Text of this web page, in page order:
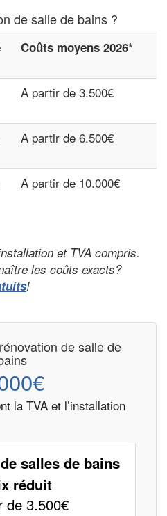
de salle de bains ?
Coûts moyens 2026*
A partir de 3.500€
A partir de 6.500€
A partir de 10.000€
et TVA compris.
les coûts exacts?
!
de salle de
la TVA et l’installation
salles de bains
réduit
de 3.500€